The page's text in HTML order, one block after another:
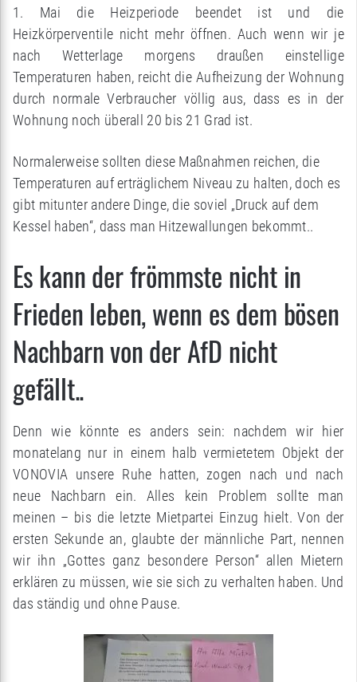
1. Mai die Heizperiode beendet ist und die
Heizkörperventile nicht mehr öffnen. Auch wenn wir je
nach Wetterlage morgens draußen einstellige
Temperaturen haben, reicht die Aufheizung der Wohnung
durch normale Verbraucher völlig aus, dass es in der
Wohnung noch überall 20 bis 21 Grad ist.
Normalerweise sollten diese Maßnahmen reichen, die
Temperaturen auf erträglichem Niveau zu halten, doch es
gibt mitunter andere Dinge, die soviel „Druck auf dem
Kessel haben“, dass man Hitzewallungen bekommt..
Es kann der frömmste nicht in
Frieden leben, wenn es dem bösen
Nachbarn von der AfD nicht
gefällt..
Denn wie könnte es anders sein: nachdem wir hier
monatelang nur in einem halb vermietetem Objekt der
VONOVIA unsere Ruhe hatten, zogen nach und nach
neue Nachbarn ein. Alles kein Problem sollte man
meinen – bis die letzte Mietpartei Einzug hielt. Von der
ersten Sekunde an, glaubte der männliche Part, nennen
wir ihn „Gottes ganz besondere Person“ allen Mietern
erklären zu müssen, wie sie sich zu verhalten haben. Und
das ständig und ohne Pause.